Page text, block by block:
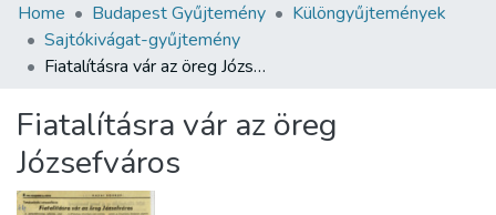
Communities & Collections
All of DSpace
About us
Home Budapest Gyűjtemény
Különgyűjtemények
Sajtókivágat-gyűjtemény
Fiatalításra vár az öreg Józsefváros
Fiatalításra vár az öreg
Józsefváros